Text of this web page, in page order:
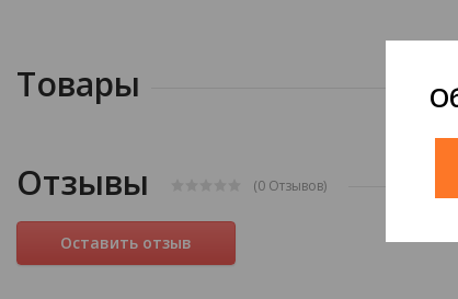
Товары
Отзывы (0 Отзывов)
Оставить отзыв